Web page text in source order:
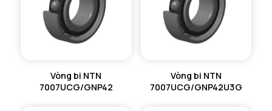
Vòng bi NTN
7007UCG/GNP42
Vòng bi NTN
7007UCG/GNP42U3G